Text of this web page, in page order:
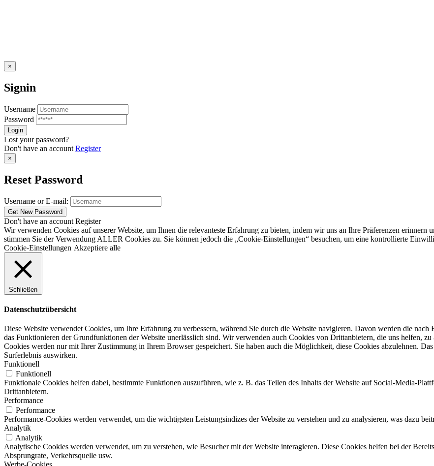
×
Signin
Username
Password
Lost your password?
Don't have an account Register
×
Reset Password
Username or E-mail:
Don't have an account Register
Wir verwenden Cookies auf unserer Website, um Ihnen die relevanteste Erfahrung zu bieten, indem wir uns an Ihre Präferenzen
stimmen Sie der Verwendung ALLER Cookies zu. Sie können jedoch die „Cookie-Einstellungen“ besuchen, um eine kontrollierte
Cookie-Einstellungen Akzeptiere alle
Schließen
Datenschutzübersicht
Diese Website verwendet Cookies, um Ihre Erfahrung zu verbessern, während Sie durch die Website navigieren. Davon werden die
das Funktionieren der Grundfunktionen der Website unerlässlich sind. Wir verwenden auch Cookies von Drittanbietern, die uns helfen,
Cookies werden nur mit Ihrer Zustimmung in Ihrem Browser gespeichert. Sie haben auch die Möglichkeit, diese Cookies abzulehnen.
Surferlebnis auswirken.
Funktionell
Funktionell
Funktionale Cookies helfen dabei, bestimmte Funktionen auszuführen, wie z. B. das Teilen des Inhalts der Website auf Social-Media-
Drittanbietern.
Performance
Performance
Performance-Cookies werden verwendet, um die wichtigsten Leistungsindizes der Website zu verstehen und zu analysieren, was dazu
Analytik
Analytik
Analytische Cookies werden verwendet, um zu verstehen, wie Besucher mit der Website interagieren. Diese Cookies helfen bei der
Absprungrate, Verkehrsquelle usw.